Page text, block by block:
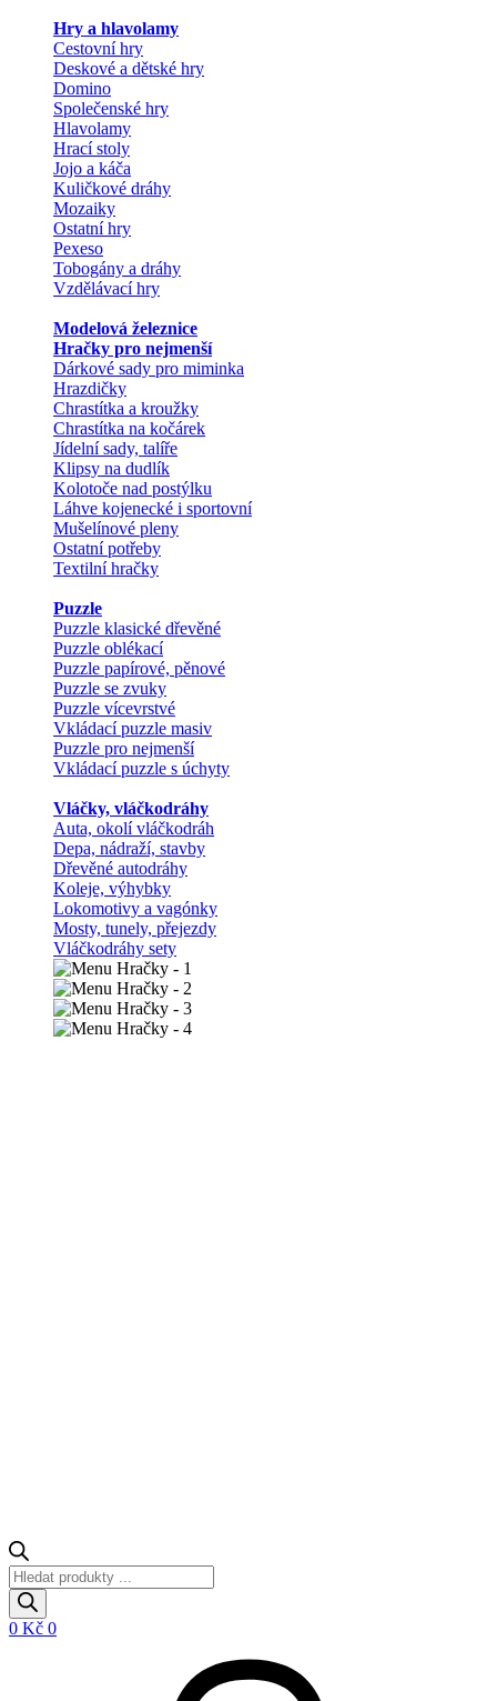
Hry a hlavolamy
Cestovní hry
Deskové a dětské hry
Domino
Společenské hry
Hlavolamy
Hrací stoly
Jojo a káča
Kuličkové dráhy
Mozaiky
Ostatní hry
Pexeso
Tobogány a dráhy
Vzdělávací hry
Modelová železnice
Hračky pro nejmenší
Dárkové sady pro miminka
Hrazdičky
Chrastítka a kroužky
Chrastítka na kočárek
Jídelní sady, talíře
Klipsy na dudlík
Kolotoče nad postýlku
Láhve kojenecké i sportovní
Mušelínové pleny
Ostatní potřeby
Textilní hračky
Puzzle
Puzzle klasické dřevěné
Puzzle oblékací
Puzzle papírové, pěnové
Puzzle se zvuky
Puzzle vícevrstvé
Vkládací puzzle masiv
Puzzle pro nejmenší
Vkládací puzzle s úchyty
Vláčky, vláčkodráhy
Auta, okolí vláčkodráh
Depa, nádraží, stavby
Dřevěné autodráhy
Koleje, výhybky
Lokomotivy a vagónky
Mosty, tunely, přejezdy
Vláčkodráhy sety
Products
search
0 Kč 0